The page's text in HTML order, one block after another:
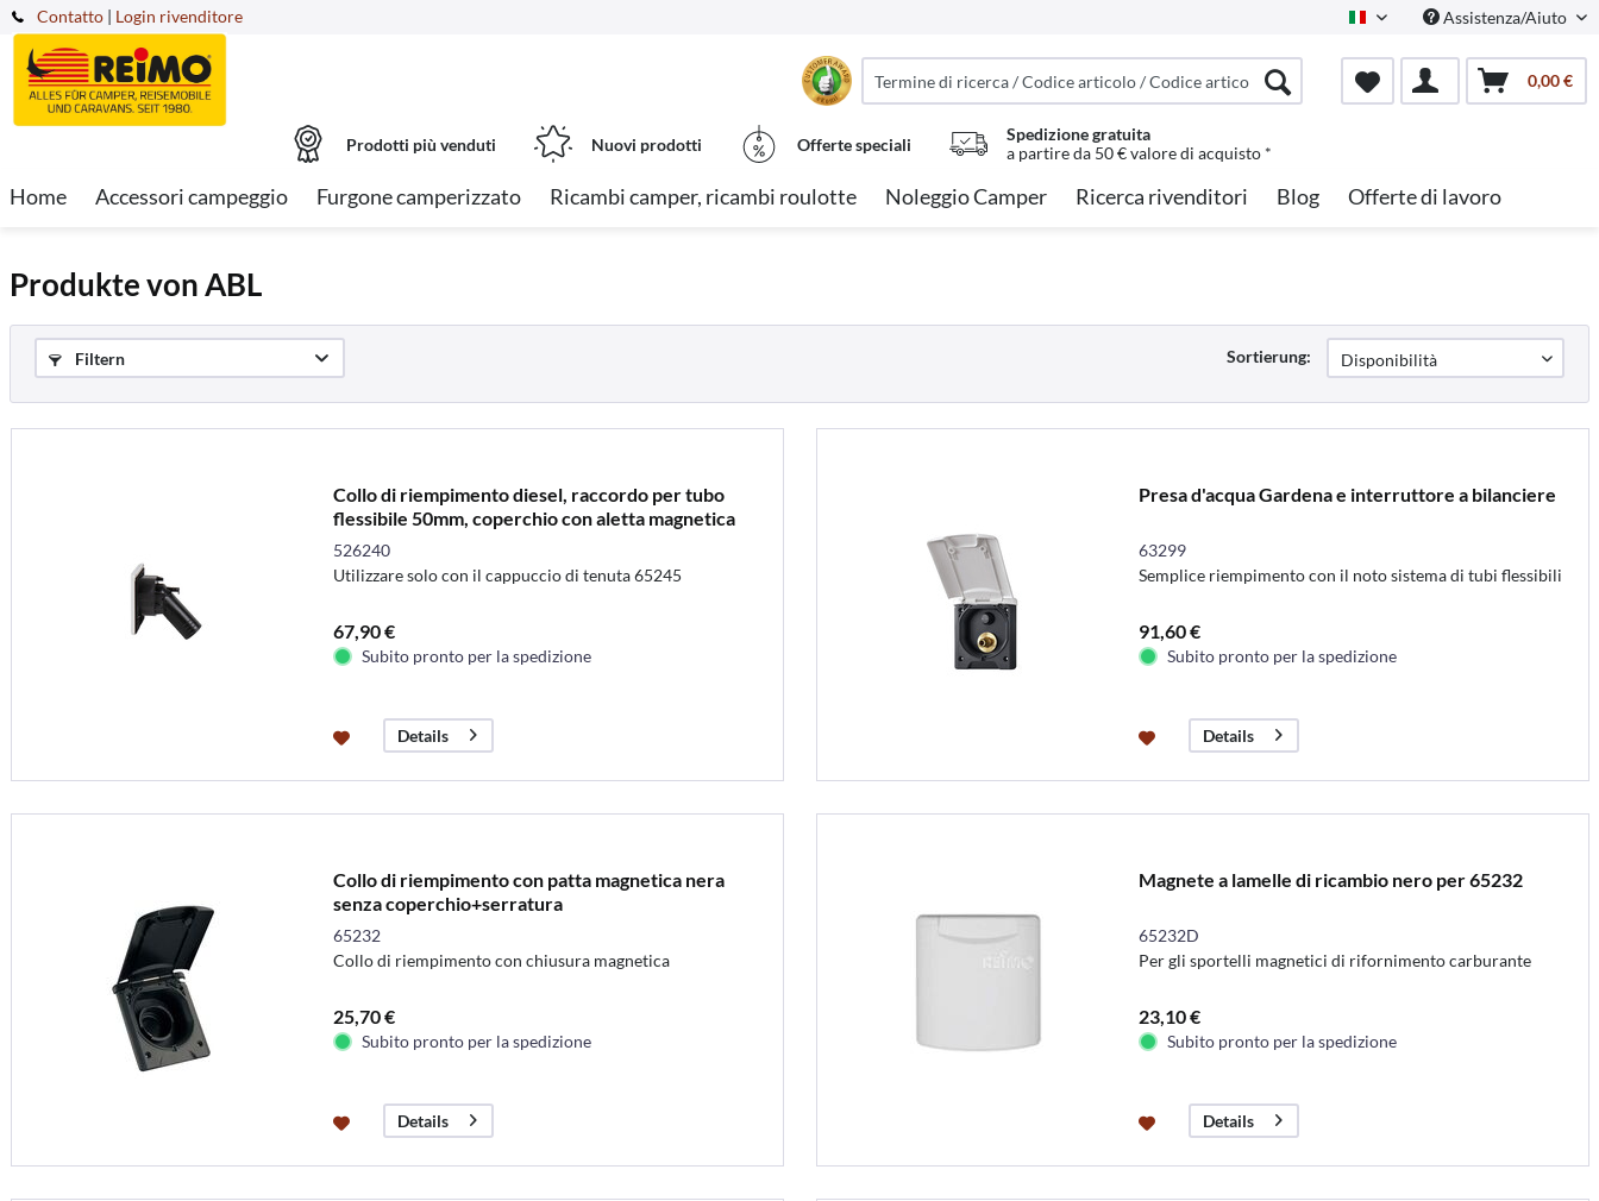
Contatto Italian Assistenza/Aiuto
| Login rivenditore
0,00 €
Prodotti più venduti Nuovi prodotti Offerte speciali
Spedizione gratuita
a partire da 50 € valore di acquisto *
Home Accessori campeggio Furgone camperizzato Ricambi camper, ricambi roulotte Noleggio Camper Ricerca rivenditori Blog Offerte di lavoro
Produkte von ABL
Filtern Sortierung:
Collo di riempimento diesel, raccordo per tubo
flessibile 50mm, coperchio con aletta magnetica
526240
Utilizzare solo con il cappuccio di tenuta 65245
67,90 €
Subito pronto per la spedizione
Details
Presa d'acqua Gardena e interruttore a bilanciere
63299
Semplice riempimento con il noto sistema di tubi flessibili
91,60 €
Subito pronto per la spedizione
Details
Collo di riempimento con patta magnetica nera
senza coperchio+serratura
65232
Collo di riempimento con chiusura magnetica
25,70 €
Subito pronto per la spedizione
Details
Magnete a lamelle di ricambio nero per 65232
65232D
Per gli sportelli magnetici di rifornimento carburante
23,10 €
Subito pronto per la spedizione
Details